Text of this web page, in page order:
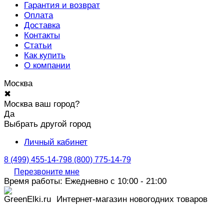
Гарантия и возврат
Оплата
Доставка
Контакты
Статьи
Как купить
О компании
Москва
✖
Москва ваш город?
Да
Выбрать другой город
Личный кабинет
8 (499) 455-14-798 (800) 775-14-79
Перезвоните мне
Время работы: Ежедневно с 10:00 - 21:00
Интернет-магазин новогодних товаров